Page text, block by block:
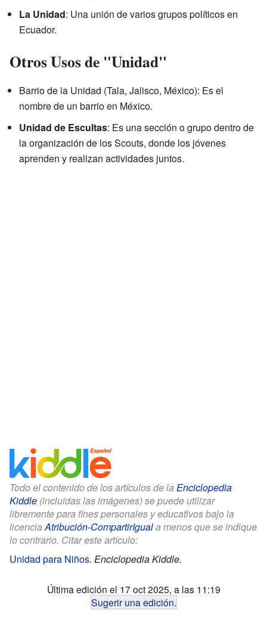
La Unidad: Una unión de varios grupos políticos en
Ecuador.
Otros Usos de "Unidad"
Barrio de la Unidad (Tala, Jalisco, México): Es el
nombre de un barrio en México.
Unidad de Escultas: Es una sección o grupo dentro de
la organización de los Scouts, donde los jóvenes
aprenden y realizan actividades juntos.
Todo el contenido de los artículos de la Enciclopedia
Kiddle (incluidas las imágenes) se puede utilizar
libremente para fines personales y educativos bajo la
licenciaAtribución-CompartirIguala menos que se indique
lo contrario. Citar este artículo:
Unidad para Niños. Enciclopedia Kiddle.
Última edición el 17 oct 2025, a las 11:19
Sugerir una edición.